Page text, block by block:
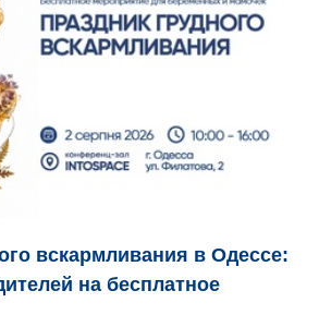
отделение
отделение
вскармливания в Одессе:
на бесплатное